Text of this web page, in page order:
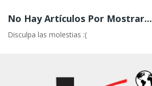
No Hay Artículos Por Mostrar...
Disculpa las molestias :(